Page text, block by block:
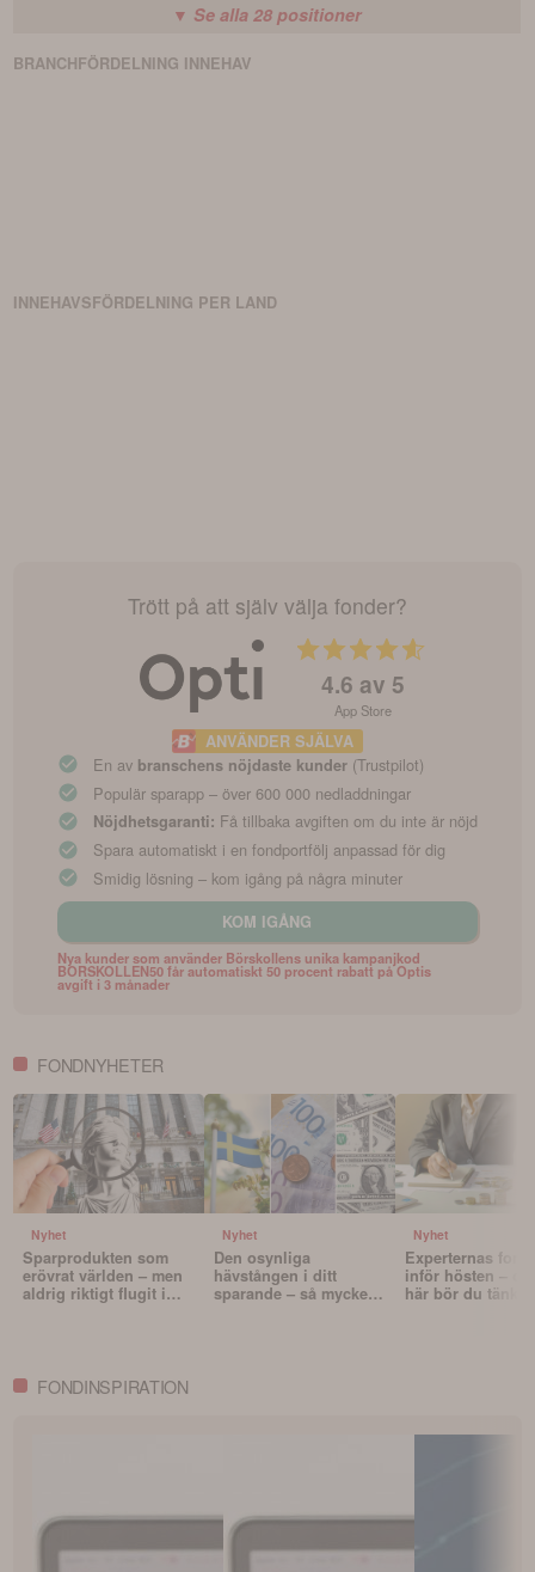
▼ Se alla28 positioner
BRANCHFÖRDELNING INNEHAV
INNEHAVSFÖRDELNING PER LAND
Trött på att själv välja fonder?
4.6 av 5
App Store
ANVÄNDER SJÄLVA
En av branschens nöjdaste kunder (Trustpilot)
Populär sparapp – över 600 000 nedladdningar
Nöjdhetsgaranti: Få tillbaka avgiften om du inte är nöjd
Spara automatiskt i en fondportfölj anpassad för dig
Smidig lösning – kom igång på några minuter
KOM IGÅNG
Nya kunder som använder Börskollens unika kampanjkod
BORSKOLLEN50 får automatiskt 50 procent rabatt på Optis
avgift i 3 månader
FONDNYHETER
Nyhet
Sparprodukten som
erövrat världen – men
aldrig riktigt flugit i
Nyhet
Den osynliga
hävstången i ditt
sparande – så mycket
Nyhet
Experternas
inför hösten –
här bör du tänka
FONDINSPIRATION